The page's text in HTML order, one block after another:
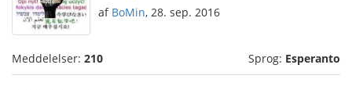
af BoMin, 28. sep. 2016
Meddelelser: 210 Sprog: Esperanto